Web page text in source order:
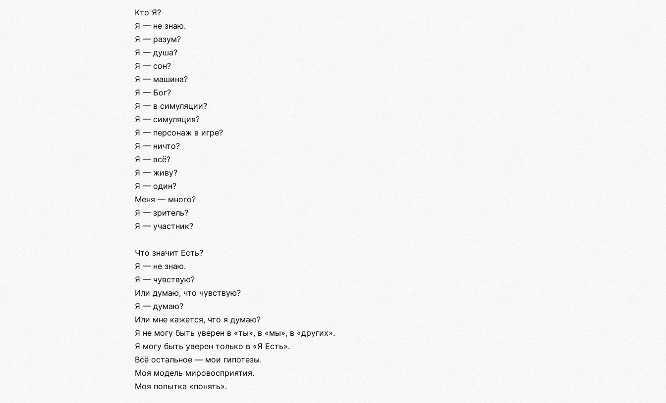
Кто Я?
Я — не знаю.
Я — разум?
Я — душа?
Я — сон?
Я — машина?
Я — Бог?
Я — в симуляции?
Я — симуляция?
Я — персонаж в игре?
Я — ничто?
Я — всё?
Я — живу?
Я — один?
Меня — много?
Я — зритель?
Я — участник?
Что значит Есть?
Я — не знаю.
Я — чувствую?
Или думаю, что чувствую?
Я — думаю?
Или мне кажется, что я думаю?
Я не могу быть уверен в «ты», в «мы», в «других».
Я могу быть уверен только в «Я Есть».
Всё остальное — мои гипотезы.
Моя модель мировосприятия.
Моя попытка «понять».